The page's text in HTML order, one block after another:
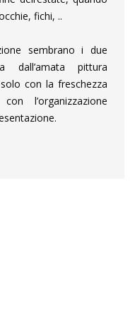
fichi, ..
sembrano i due
dall’amata pittura
con la freschezza
l’organizzazione